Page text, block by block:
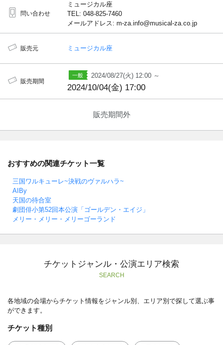
問い合わせ
ミュージカル座
TEL: 048-825-7460
メールアドレス: m-za.info@musical-za.co.jp
販売元 ミュージカル座
販売期間
2024/08/27(火) 12:00 ～
2024/10/04(金) 17:00
販売期間外
おすすめの関連チケット一覧
三国ワルキューレ~決戦のヴァルハラ~
AIBy
天国の待合室
劇団俳小第52回本公演「ゴールデン・エイジ」
メリー・メリー・メリーゴーランド
チケットジャンル・公演エリア検索
SEARCH
各地域の会場からチケット情報をジャンル別、エリア別で探して選ぶ事
ができます。
チケット種別